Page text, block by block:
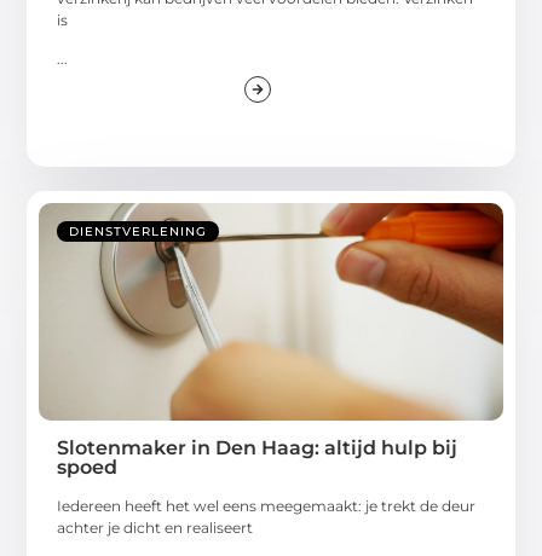
is
...
DIENSTVERLENING
Slotenmaker in Den Haag: altijd hulp bij
spoed
Iedereen heeft het wel eens meegemaakt: je trekt de deur
achter je dicht en realiseert